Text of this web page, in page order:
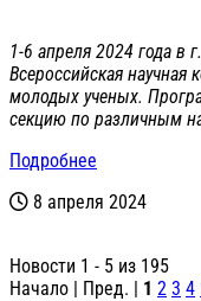
1-6 апреля 2024 года в
Всероссийская научная
молодых ученых.
секцию по различным
Подробнее
8 апреля 2024
Новости 1 - 5 из 195
Начало | Пред. | 1 2 3 4